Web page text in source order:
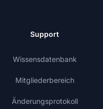
Support
Wissensdatenbank
Mitgliederbereich
Änderungsprotokoll